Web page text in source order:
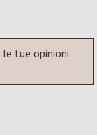
le tue opinioni